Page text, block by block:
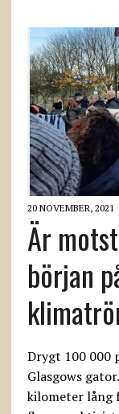
20 NOVEMBER, 2021
Är
början
Drygt 100 000
Glasgows
kilometer lång